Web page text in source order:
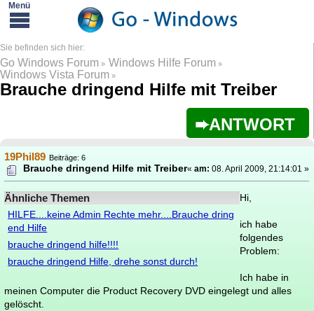
Go Windows Forum » Windows Hilfe Forum »
Windows Vista Forum »
Brauche dringend Hilfe mit Treiber
ANTWORT
19Phil89 Beiträge: 6
Brauche dringend Hilfe mit Treiber«am: 08. April 2009, 21:14:01 »
Ähnliche Themen
HILFE....keine Admin Rechte mehr....Brauche dring
end Hilfe
brauche dringend hilfe!!!!
brauche dringend Hilfe, drehe sonst durch!
Hi,
ich habe
folgendes
Problem:
Ich habe in
meinen Computer die Product Recovery DVD eingelegt und alles
gelöscht.